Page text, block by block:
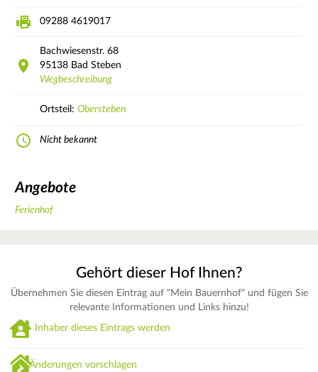
09288 4619017
Bachwiesenstr. 68
95138 Bad Steben
Wegbeschreibung
Ortsteil: Obersteben
Nicht bekannt
Angebote
Ferienhof
Gehört dieser Hof Ihnen?
Übernehmen Sie diesen Eintrag auf "Mein Bauernhof" und fügen Sie
relevante Informationen und Links hinzu!
Inhaber dieses Eintrags werden
Änderungen vorschlagen